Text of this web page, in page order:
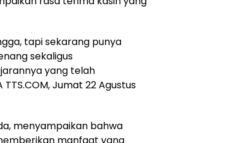
tapi sekarang punya
sekaligus
yang telah
Jumat 22 Agustus
menyampaikan bahwa